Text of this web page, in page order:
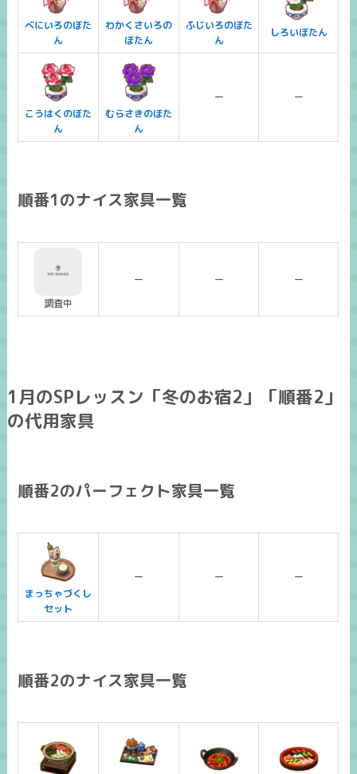
べにいろのぼた
ん
わかくさいろの
ぼたん
ふじいろのぼた
ん
しろいぼたん
こうはくのぼた
ん
むらさきのぼた
ん
ー ー
順番1のナイス家具一覧
調査中
ー ー ー
1月のSPレッスン「冬のお宿2」「順番2」
の代用家具
順番2のパーフェクト家具一覧
まっちゃづくし
セット
ー ー ー
順番2のナイス家具一覧